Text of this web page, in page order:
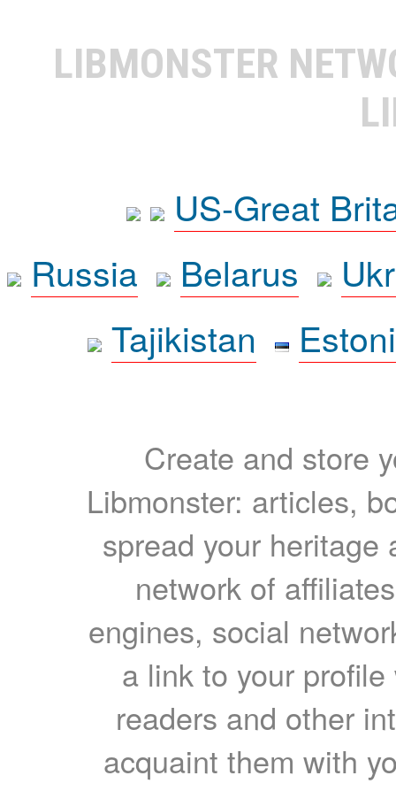
LIBMONSTER
US-Great
Russia
Belarus
Tajikistan
Create and store
Libmonster: articles,
spread your heritage
network of
engines, social
a link to your
readers and other
acquaint them with